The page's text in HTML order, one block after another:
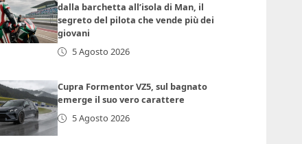
dalla barchetta all’isola di Man, il
segreto del pilota che vende più dei
giovani
5 Agosto 2026
Cupra Formentor VZ5, sul bagnato
emerge il suo vero carattere
5 Agosto 2026